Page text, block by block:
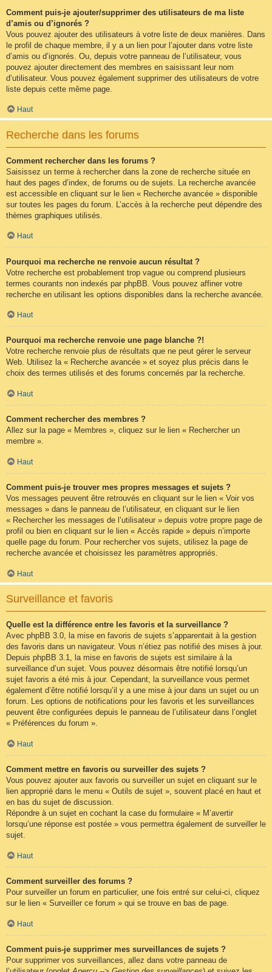
Comment puis-je ajouter/supprimer des utilisateurs de ma liste
d’amis ou d’ignorés ?
Vous pouvez ajouter des utilisateurs à votre liste de deux manières. Dans
le profil de chaque membre, il y a un lien pour l’ajouter dans votre liste
d’amis ou d’ignorés. Ou, depuis votre panneau de l’utilisateur, vous
pouvez ajouter directement des membres en saisissant leur nom
d’utilisateur. Vous pouvez également supprimer des utilisateurs de votre
liste depuis cette même page.
Haut
Recherche dans les forums
Comment rechercher dans les forums ?
Saisissez un terme à rechercher dans la zone de recherche située en
haut des pages d’index, de forums ou de sujets. La recherche avancée
est accessible en cliquant sur le lien « Recherche avancée » disponible
sur toutes les pages du forum. L’accès à la recherche peut dépendre des
thèmes graphiques utilisés.
Haut
Pourquoi ma recherche ne renvoie aucun résultat ?
Votre recherche est probablement trop vague ou comprend plusieurs
termes courants non indexés par phpBB. Vous pouvez affiner votre
recherche en utilisant les options disponibles dans la recherche avancée.
Haut
Pourquoi ma recherche renvoie une page blanche ?!
Votre recherche renvoie plus de résultats que ne peut gérer le serveur
Web. Utilisez la « Recherche avancée » et soyez plus précis dans le
choix des termes utilisés et des forums concernés par la recherche.
Haut
Comment rechercher des membres ?
Allez sur la page « Membres », cliquez sur le lien « Rechercher un
membre ».
Haut
Comment puis-je trouver mes propres messages et sujets ?
Vos messages peuvent être retrouvés en cliquant sur le lien « Voir vos
messages » dans le panneau de l’utilisateur, en cliquant sur le lien
« Rechercher les messages de l’utilisateur » depuis votre propre page de
profil ou bien en cliquant sur le lien « Accès rapide » depuis n’importe
quelle page du forum. Pour rechercher vos sujets, utilisez la page de
recherche avancée et choisissez les paramètres appropriés.
Haut
Surveillance et favoris
Quelle est la différence entre les favoris et la surveillance ?
Avec phpBB 3.0, la mise en favoris de sujets s’apparentait à la gestion
des favoris dans un navigateur. Vous n’étiez pas notifié des mises à jour.
Depuis phpBB 3.1, la mise en favoris de sujets est similaire à la
surveillance d’un sujet. Vous pouvez désormais être notifié lorsqu’un
sujet favoris a été mis à jour. Cependant, la surveillance vous permet
également d’être notifié lorsqu’il y a une mise à jour dans un sujet ou un
forum. Les options de notifications pour les favoris et les surveillances
peuvent être configurées depuis le panneau de l’utilisateur dans l’onglet
« Préférences du forum ».
Haut
Comment mettre en favoris ou surveiller des sujets ?
Vous pouvez ajouter aux favoris ou surveiller un sujet en cliquant sur le
lien approprié dans le menu « Outils de sujet », souvent placé en haut et
en bas du sujet de discussion.
Répondre à un sujet en cochant la case du formulaire « M’avertir
lorsqu’une réponse est postée » vous permettra également de surveiller le
sujet.
Haut
Comment surveiller des forums ?
Pour surveiller un forum en particulier, une fois entré sur celui-ci, cliquez
sur le lien « Surveiller ce forum » qui se trouve en bas de page.
Haut
Comment puis-je supprimer mes surveillances de sujets ?
Pour supprimer vos surveillances, allez dans votre panneau de